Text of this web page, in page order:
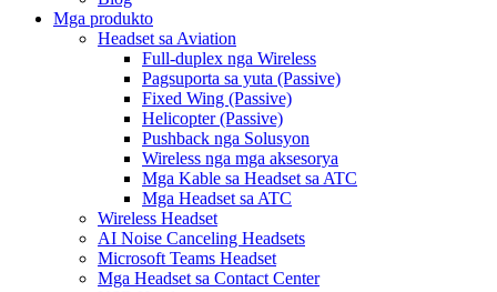
Mga produkto
Headset sa Aviation
Full-duplex nga Wireless
Pagsuporta sa yuta (Passive)
Fixed Wing (Passive)
Helicopter (Passive)
Pushback nga Solusyon
Wireless nga mga aksesorya
Mga Kable sa Headset sa ATC
Mga Headset sa ATC
Wireless Headset
AI Noise Canceling Headsets
Microsoft Teams Headset
Mga Headset sa Contact Center